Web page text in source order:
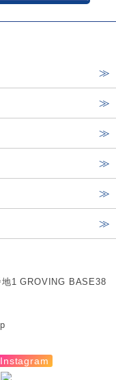
地1 GROVING BASE38
Instagram